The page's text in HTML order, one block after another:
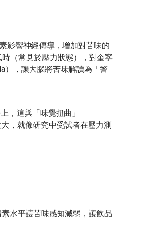
影響神經傳導，增加對苦味的
（常見於壓力狀態），對奎寧
），讓大腦將苦味解讀為「警
，這與「味覺扭曲」
，就像研究中受試者在壓力測
水平讓苦味感知減弱，讓飲品